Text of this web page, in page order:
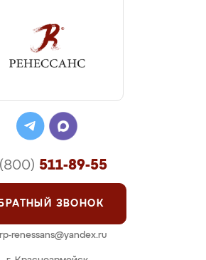
511-89-55
ЗВОНОК
renessans@yandex.ru